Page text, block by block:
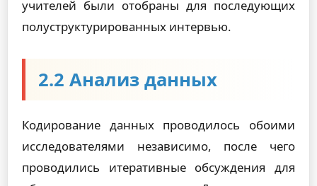
учителей были отобраны для последующих
полуструктурированных интервью.
2.2 Анализ данных
Кодирование данных проводилось обоими
исследователями независимо, после чего
проводились итеративные обсуждения для